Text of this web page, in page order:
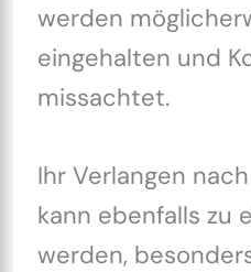
werden
eingehalten und
missachtet.
Ihr Verlangen
kann ebenfalls zu
werden,